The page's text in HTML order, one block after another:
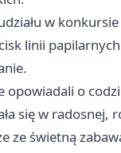
w konkursie
linii
o
się w radosnej,
ze świetną